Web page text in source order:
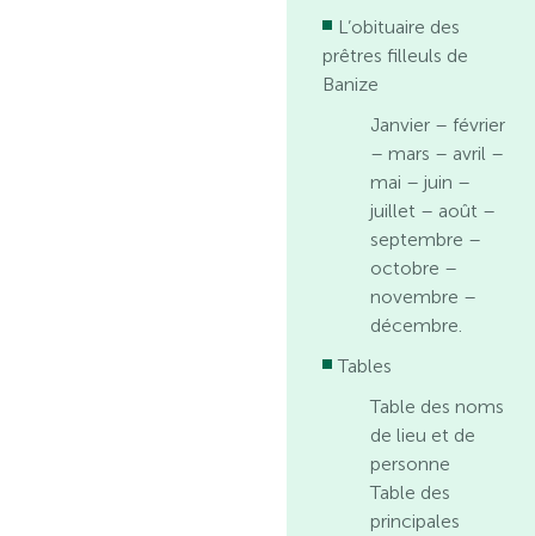
L’obituaire des
prêtres filleuls de
Banize
Janvier – février
– mars – avril –
mai – juin –
juillet – août –
septembre –
octobre –
novembre –
décembre.
Tables
Table des noms
de lieu et de
personne
Table des
principales